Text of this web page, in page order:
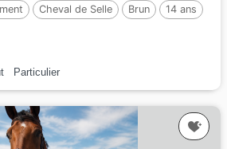
Cheval de Selle Brun 14 ans
Particulier